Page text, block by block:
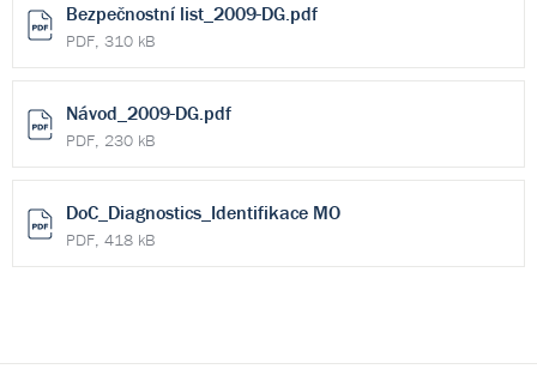
Bezpečnostní list_2009-DG.pdf
PDF, 310 kB
Návod_2009-DG.pdf
PDF, 230 kB
DoC_Diagnostics_Identifikace MO
PDF, 418 kB